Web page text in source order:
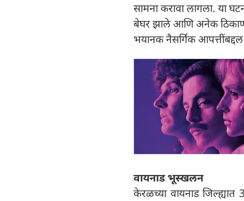
सामना करावा लागला. या
बेघर झाले आणि अनेक
भयानक नैसर्गिक
वायनाड भूस्खलन
केरळच्या वायनाड